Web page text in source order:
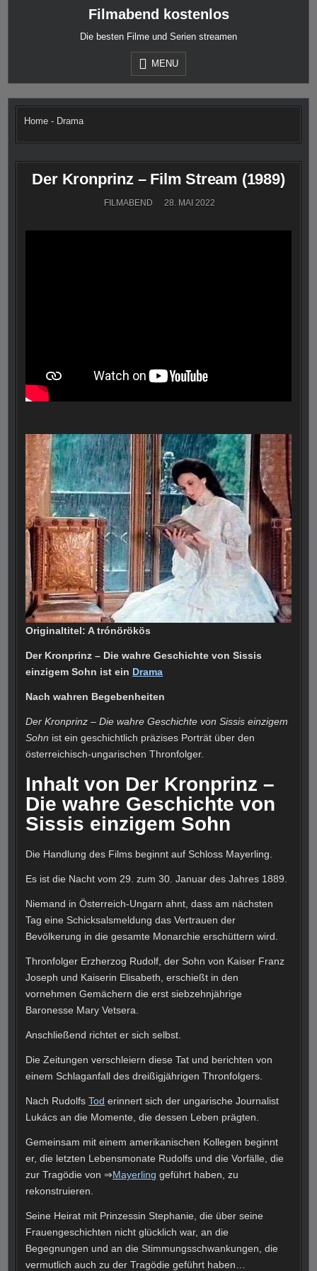
Filmabend kostenlos
Die besten Filme und Serien streamen
MENU
Home - Drama
Der Kronprinz – Film Stream (1989)
FILMABEND 28. MAI 2022
Originaltitel: A trónörökös
Der Kronprinz – Die wahre Geschichte von Sissis
einzigem Sohn ist ein Drama
Nach wahren Begebenheiten
Der Kronprinz – Die wahre Geschichte von Sissis einzigem
Sohn ist ein geschichtlich präzises Porträt über den
österreichisch-ungarischen Thronfolger.
Inhalt von Der Kronprinz–
Die wahre Geschichte von
Sissis einzigem Sohn
Die Handlung des Films beginnt auf Schloss Mayerling.
Es ist die Nacht vom 29. zum 30. Januar des Jahres 1889.
Niemand in Österreich-Ungarn ahnt, dass am nächsten
Tag eine Schicksalsmeldung das Vertrauen der
Bevölkerung in die gesamte Monarchie erschüttern wird.
Thronfolger Erzherzog Rudolf, der Sohn von Kaiser Franz
Joseph und Kaiserin Elisabeth, erschießt in den
vornehmen Gemächern die erst siebzehnjährige
Baronesse Mary Vetsera.
Anschließend richtet er sich selbst.
Die Zeitungen verschleiern diese Tat und berichten von
einem Schlaganfall des dreißigjährigen Thronfolgers.
Nach RudolfsTod erinnert sich der ungarische Journalist
Lukács an die Momente, die dessen Leben prägten.
Gemeinsam mit einem amerikanischen Kollegen beginnt
er, die letzten Lebensmonate Rudolfs und die Vorfälle, die
zur Tragödie von ⇒Mayerling geführt haben, zu
rekonstruieren.
Seine Heirat mit Prinzessin Stephanie, die über seine
Frauengeschichten nicht glücklich war, an die
Begegnungen und an die Stimmungsschwankungen, die
vermutlich auch zu der Tragödie geführt haben…